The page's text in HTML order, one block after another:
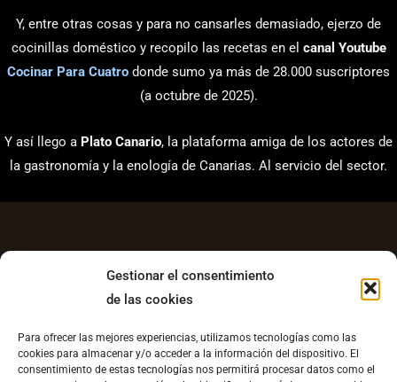
Gestionar el consentimiento
de las cookies
Para ofrecer las mejores experiencias, utilizamos tecnologías como las
cookies para almacenar y/o acceder a la información del dispositivo. El
consentimiento de estas tecnologías nos permitirá procesar datos como el
Y, entre otras cosas y para no cansarles demasiado, ejerzo de
cocinillas doméstico y recopilo las recetas en el canal Youtube
Cocinar Para Cuatro donde sumo ya más de 28.000 suscriptores
(a octubre de 2025).
Y así llego a Plato Canario, la plataforma amiga de los actores de
la gastronomía y la enología de Canarias. Al servicio del sector.
Política de Privacidad